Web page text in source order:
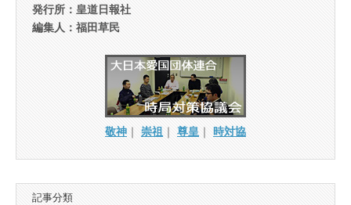
発行所：皇道日報社
編集人：福田草民
敬神 ｜ 崇祖 ｜ 尊皇 ｜ 時対協
記事分類